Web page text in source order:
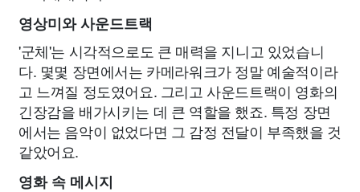
영상미와 사운드트랙
'군체'는 시각적으로도 큰 매력을 지니고 있었습니
다. 몇몇 장면에서는 카메라워크가 정말 예술적이라
고 느껴질 정도였어요. 그리고 사운드트랙이 영화의
긴장감을 배가시키는 데 큰 역할을 했죠. 특정 장면
에서는 음악이 없었다면 그 감정 전달이 부족했을 것
같았어요.
영화 속 메시지